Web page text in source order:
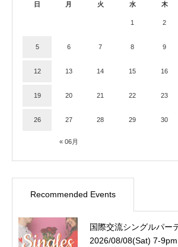
日 月 火 水 木
« 06月
1 2
5 6 7 8 9
12 13 14 15 16
19 20 21 22 23
26 27 28 29 30
Recommended Events
国際交流シングルパー
2026/08/08(Sat) 7-9pm